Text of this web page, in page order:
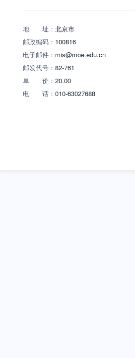
地 址： 北京市
邮政编码： 100816
电子邮件： mis@moe.edu.cn
邮发代号： 82-761
单 价： 20.00
电 话： 010-63027688